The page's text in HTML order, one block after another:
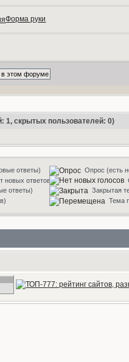
Форма руки
1, скрытых пользователей: 0)
ответы)
новых ответов)
ответы)
Опрос (есть
Закрытая
Тема